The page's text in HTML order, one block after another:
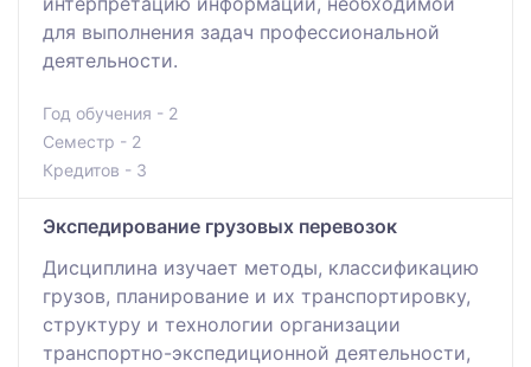
для выполнения задач профессиональной
деятельности.
Год обучения - 2
Семестр - 2
Кредитов - 3
Экспедирование грузовых перевозок
Дисциплина изучает методы, классификацию
грузов, планирование и их транспортировку,
структуру и технологии организации
транспортно-экспедиционной деятельности,